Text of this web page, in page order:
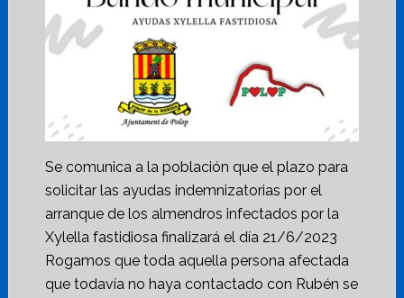
Se comunica a la población que el plazo para
solicitar las ayudas indemnizatorias por el
arranque de los almendros infectados por la
Xylella fastidiosa finalizará el día 21/6/2023
Rogamos que toda aquella persona afectada
que todavía no haya contactado con Rubén se